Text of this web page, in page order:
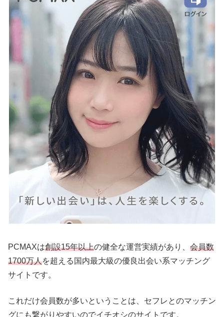
PCMAXは創設15年以上の健全な運営実績があり、 会員数
1700万人を超える国内最大級の優良出会い系マッチング
サイトです。
これだけ会員数が多いということは、セフレとのマッチン
グにも繋がりやすいのでイチオシのサイトです。